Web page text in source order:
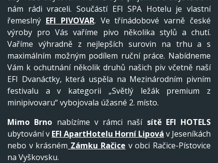
nám rádi vraceli. Součástí EFI SPA Hotelu je vlastní
řemeslný EFI PIVOVAR. Ve třínádobové varně české
výroby pro Vás vaříme pivo několika stylů a chutí.
Vaříme výhradně z nejlepších surovin na trhu a s
maximálním možným podílem ruční práce. Nabídneme
Vám k ochutnání několik druhů našich piv včetně naší
EFI Dvanáctky, která uspěla na Mezinárodním pivním
festivalu a v kategorii „Světlý ležák premium z
minipivovaru“ vybojovala úžasné 2. místo.
Mimo Brno nabízíme v rámci naší sítě EFI HOTELS
ubytování v EFI ApartHotelu Horní Lipová v Jeseníkách
nebo v krásném Zámku Račice v obci Račice-Pístovice
na Vyškovsku.